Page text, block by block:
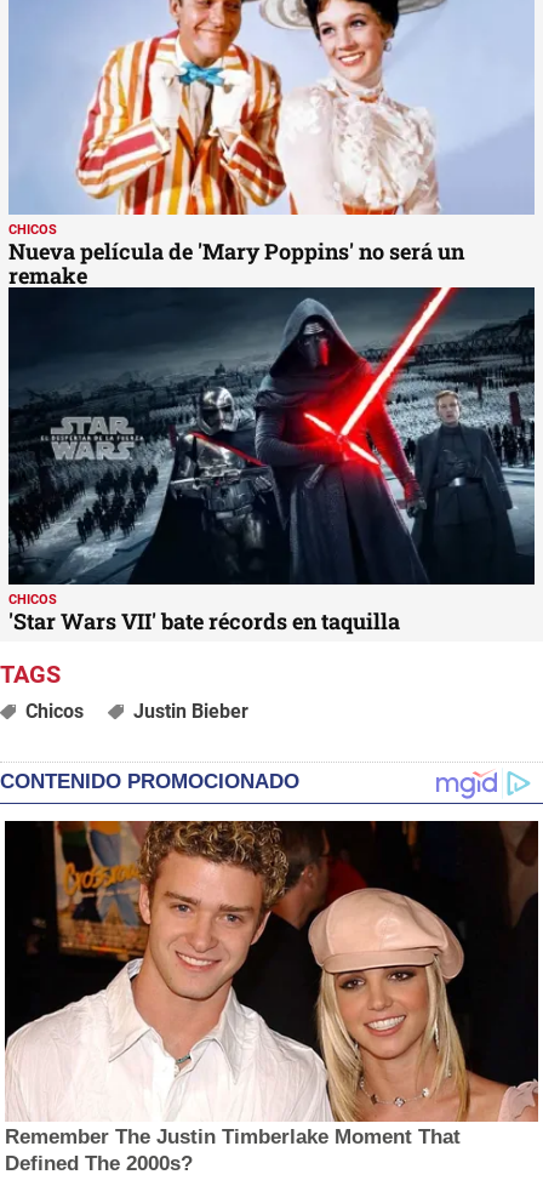
CHICOS
Nueva película de 'Mary Poppins' no será un
remake
CHICOS
'Star Wars VII' bate récords en taquilla
Chicos Justin Bieber
CONTENIDO PROMOCIONADO
Remember The Justin Timberlake Moment That
Defined The 2000s?